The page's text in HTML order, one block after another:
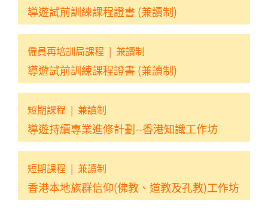
導遊試前訓練課程證書 (兼讀制)
僱員再培訓局課程 | 兼讀制
導遊試前訓練課程證書 (兼讀制)
短期課程 | 兼讀制
導遊持續專業進修計劃--香港知識工作坊
短期課程 | 兼讀制
香港本地族群信仰(佛教、道教及孔教)工作坊